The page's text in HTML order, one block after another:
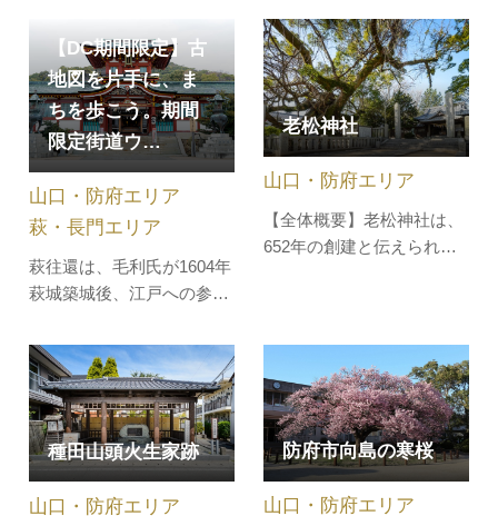
ーを制作できます。皮の厚
みや表裏の色の違いを生か
し、自由で…
す。重要文化財の金堂を拝
観し、厳かな雰囲気の中、
オリジナルのお守りを作っ
てみませんか。職員が重要
文化財の金堂を説明いたし
ます（事前予約必要）セー
ルスポイント・ご自身や家
族・友人へ…
【DC期間限定】古
地図を片手に、ま
ちを歩こう。期間
限定街道ウ…
萩往還は、毛利氏が1604年
萩城築城後、江戸への参勤
みち）」として開かれまし
た。全長およそ53㎞。幕末
には、維新の志士たちが往
来し、歴史の上で重要な役
割を果たしました。萩往還
の魅力をお伝えするため、
特選4コースをご用意して
山口・防府エリア
萩・長門エリア
老松神社
【全体概要】老松神社は、
652年の創建と伝えられ、
屋）に滞在した公卿が、よ
く祈願に訪れていたといわ
れています。境内にあるク
スノキは、創建当初に植え
られたと伝…
山口・防府エリア
種田山頭火生家跡
山口・防府エリア
防府市向島の寒桜
山口・防府エリア